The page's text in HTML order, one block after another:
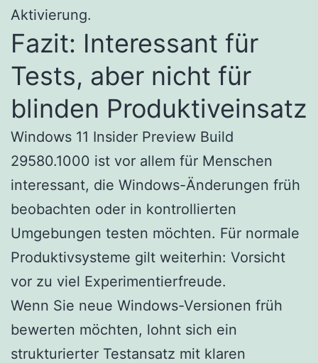
Aktivierung.
Fazit: Interessant für
Tests, aber nicht für
blinden Produktiveinsatz
Windows 11 Insider Preview Build
29580.1000 ist vor allem für Menschen
interessant, die Windows-Änderungen früh
beobachten oder in kontrollierten
Umgebungen testen möchten. Für normale
Produktivsysteme gilt weiterhin: Vorsicht
vor zu viel Experimentierfreude.
Wenn Sie neue Windows-Versionen früh
bewerten möchten, lohnt sich ein
strukturierter Testansatz mit klaren